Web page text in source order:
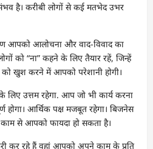
है। करीबी लोगों से कई मतभेद उभर
आपको आलोचना और वाद-विवाद का
को “ना” कहने के लिए तैयार रहें, जिन्हें
को खुश करने में आपको परेशानी होगी।
उत्तम रहेगा. आप जो भी कार्य करना
होगा। आर्थिक पक्ष मजबूत रहेगा। बिजनेस
से आपको फायदा हो सकता है।
कर रहे हैं वहां आपको अपने काम के प्रति